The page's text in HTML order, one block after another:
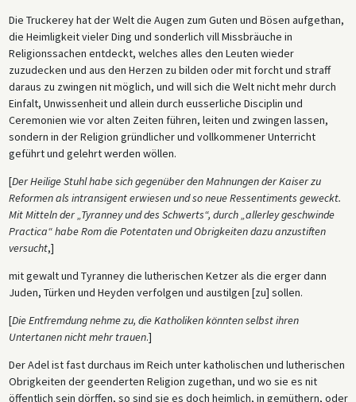
Die Truckerey hat der Welt die Augen zum Guten und Bösen aufgethan,
die Heimligkeit vieler Ding und sonderlich vill Missbräuche in
Religionssachen entdeckt, welches alles den Leuten wieder
zuzudecken und aus den Herzen zu bilden oder mit forcht und straff
daraus zu zwingen nit möglich, und will sich die Welt nicht mehr durch
Einfalt, Unwissenheit und allein durch eusserliche Disciplin und
Ceremonien wie vor alten Zeiten führen, leiten und zwingen lassen,
sondern in der Religion gründlicher und vollkommener Unterricht
geführt und gelehrt werden wöllen.
[Der Heilige Stuhl habe sich gegenüber den Mahnungen der Kaiser zu
Reformen als intransigent erwiesen und so neue Ressentiments geweckt.
Mit Mitteln der „Tyranney und des Schwerts“, durch „allerley geschwinde
Practica“ habe Rom die Potentaten und Obrigkeiten dazu anzustiften
versucht,]
mit gewalt und Tyranney die lutherischen Ketzer als die erger dann
Juden, Türken und Heyden verfolgen und austilgen [zu] sollen.
[Die Entfremdung nehme zu, die Katholiken könnten selbst ihren
Untertanen nicht mehr trauen.]
Der Adel ist fast durchaus im Reich unter katholischen und lutherischen
Obrigkeiten der geenderten Religion zugethan, und wo sie es nit
öffentlich sein dörffen, so sind sie es doch heimlich, in gemüthern, oder